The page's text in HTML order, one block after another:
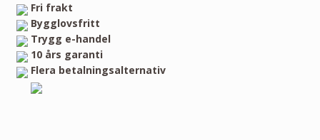
Fri frakt
Bygglovsfritt
Trygg e-handel
10 års garanti
Flera betalningsalternativ